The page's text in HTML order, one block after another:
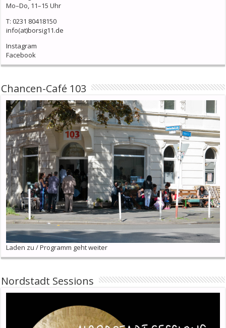
Mo–Do, 11–15 Uhr
T: 0231 80418150
info(at)borsig11.de
Instagram
Facebook
Chancen-Café 103
Laden zu / Programm geht weiter
Nordstadt Sessions